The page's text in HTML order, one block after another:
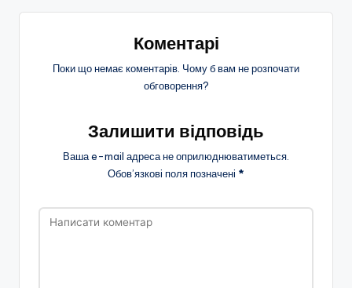
Коментарі
Поки що немає коментарів. Чому б вам не розпочати
обговорення?
Залишити відповідь
Ваша e-mail адреса не оприлюднюватиметься.
Обов’язкові поля позначені *